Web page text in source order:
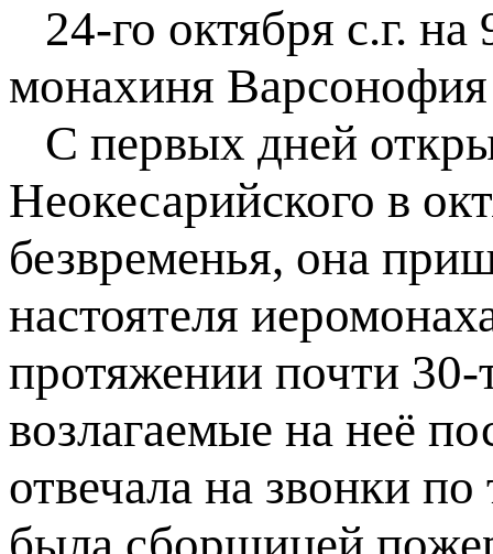
24-го октября с.г.
монахиня
С первых дней
Неокесарийского в
безвременья, она
настоятеля
протяжении почти 30-
возлагаемые на неё
отвечала на звонки